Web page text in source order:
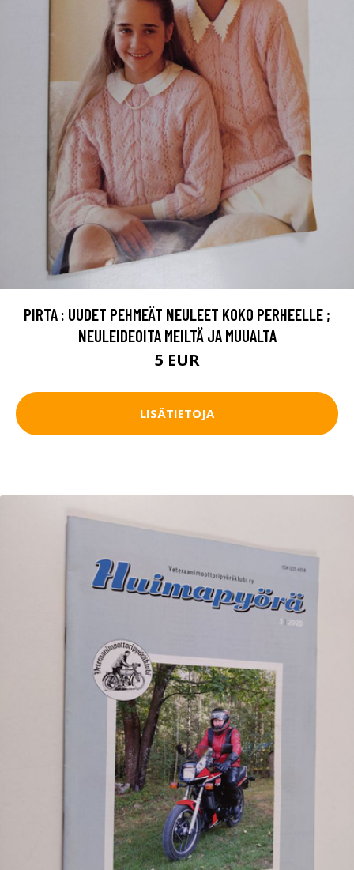
PIRTA : UUDET PEHMEÄT NEULEET KOKO PERHEELLE ;
NEULEIDEOITA MEILTÄ JA MUUALTA
5 EUR
LISÄTIETOJA